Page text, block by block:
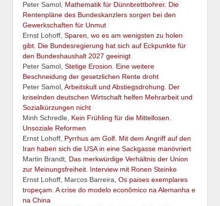
Peter Samol, Mathematik für Dünnbrettbohrer. Die
Rentenpläne des Bundeskanzlers sorgen bei den
Gewerkschaften für Unmut
Ernst Lohoff, Sparen, wo es am wenigsten zu holen
gibt. Die Bundesregierung hat sich auf Eckpunkte für
den Bundeshaushalt 2027 geeinigt
Peter Samol, Stetige Erosion. Eine weitere
Beschneidung der gesetzlichen Rente droht
Peter Samol, Arbeitskult und Abstiegsdrohung. Der
kriselnden deutschen Wirtschaft helfen Mehrarbeit und
Sozialkürzungen nicht
Minh Schredle, Kein Frühling für die Mittellosen.
Unsoziale Reformen
Ernst Lohoff, Pyrrhus am Golf. Mit dem Angriff auf den
Iran haben sich die USA in eine Sackgasse manövriert
Martin Brandt, Das merkwürdige Verhältnis der Union
zur Meinungsfreiheit. Interview mit Ronen Steinke
Ernst Lohoff, Marcos Barreira, Os paises exemplares
tropeçam. A crise do modelo econômico na Alemanha e
na China